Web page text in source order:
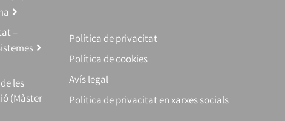
–
les
(Màster
Política de privacitat
Política de cookies
Avís legal
Política de privacitat en xarxes socials